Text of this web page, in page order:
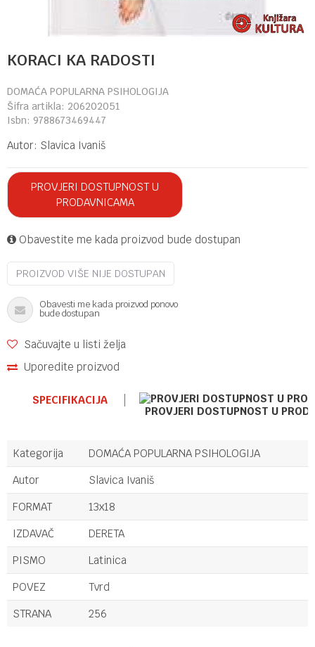
KORACI KA RADOSTI
DOMAĆA POPULARNA PSIHOLOGIJA
Šifra artikla: 206202051
Isbn: 9788673469447
Autor: Slavica Ivaniš
PROVJERI DOSTUPNOST U
PRODAVNICAMA
Obavestite me kada proizvod bude dostupan
PROIZVOD VIŠE NIJE DOSTUPAN
Obavesti me kada proizvod ponovo
bude dostupan
Sačuvajte u listi želja
Uporedite proizvod
SPECIFIKACIJA
PROVJERI DOSTUPNOST U
Kategorija
DOMAĆA POPULARNA PSIHOLOGIJA
Autor
Slavica Ivaniš
FORMAT
13x18
IZDAVAČ
DERETA
PISMO
Latinica
POVEZ
Tvrd
STRANA
256